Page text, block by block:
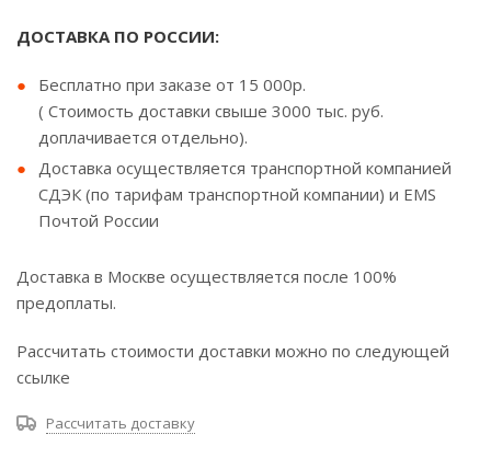
ДОСТАВКА ПО РОССИИ:
Бесплатно при заказе от 15 000р.
( Стоимость доставки свыше 3000 тыс. руб.
доплачивается отдельно).
Доставка осуществляется транспортной компанией
СДЭК (по тарифам транспортной компании) и EMS
Почтой России
Доставка в Москве осуществляется после 100%
предоплаты.
Рассчитать стоимости доставки можно по следующей
ссылке
Рассчитать доставку